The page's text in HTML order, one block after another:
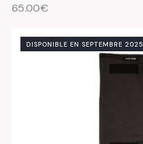
65.00€
DISPONIBLE EN SEPTEMBRE 2025